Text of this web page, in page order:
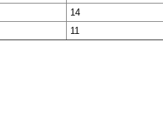
14
11